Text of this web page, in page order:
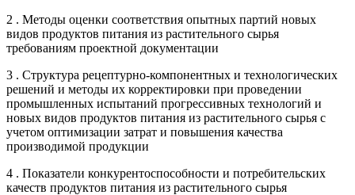
2 . Методы оценки соответствия опытных партий новых
видов продуктов питания из растительного сырья
требованиям проектной документации
3 . Структура рецептурно-компонентных и технологических
решений и методы их корректировки при проведении
промышленных испытаний прогрессивных технологий и
новых видов продуктов питания из растительного сырья с
учетом оптимизации затрат и повышения качества
производимой продукции
4 . Показатели конкурентоспособности и потребительских
качеств продуктов питания из растительного сырья